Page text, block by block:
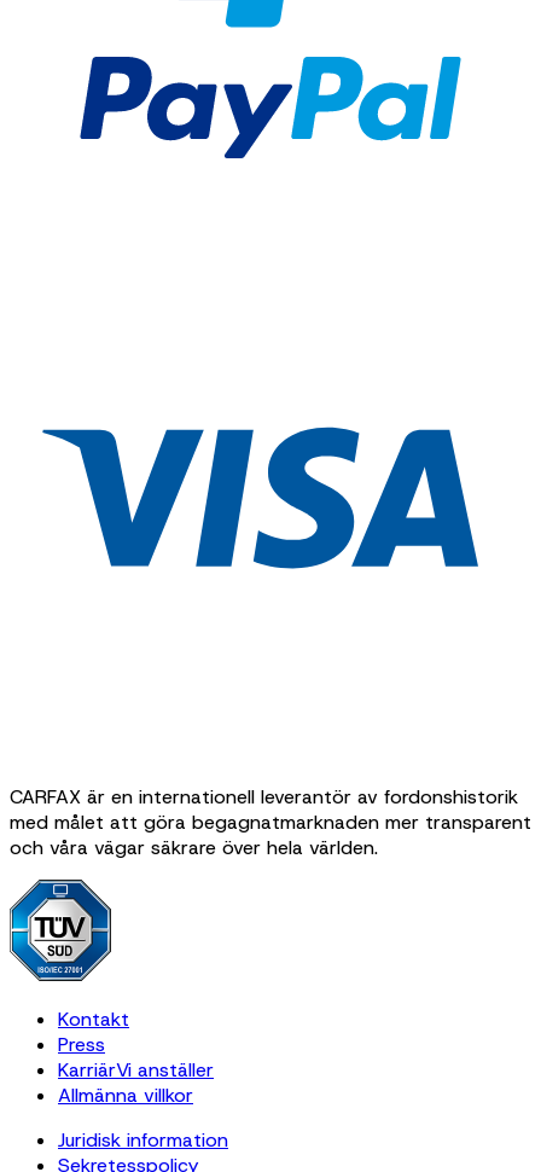
CARFAX är en internationell leverantör av fordonshistorik
med målet att göra begagnatmarknaden mer transparent
och våra vägar säkrare över hela världen.
Kontakt
Press
KarriärVi anställer
Allmänna villkor
Juridisk information
Sekretesspolicy